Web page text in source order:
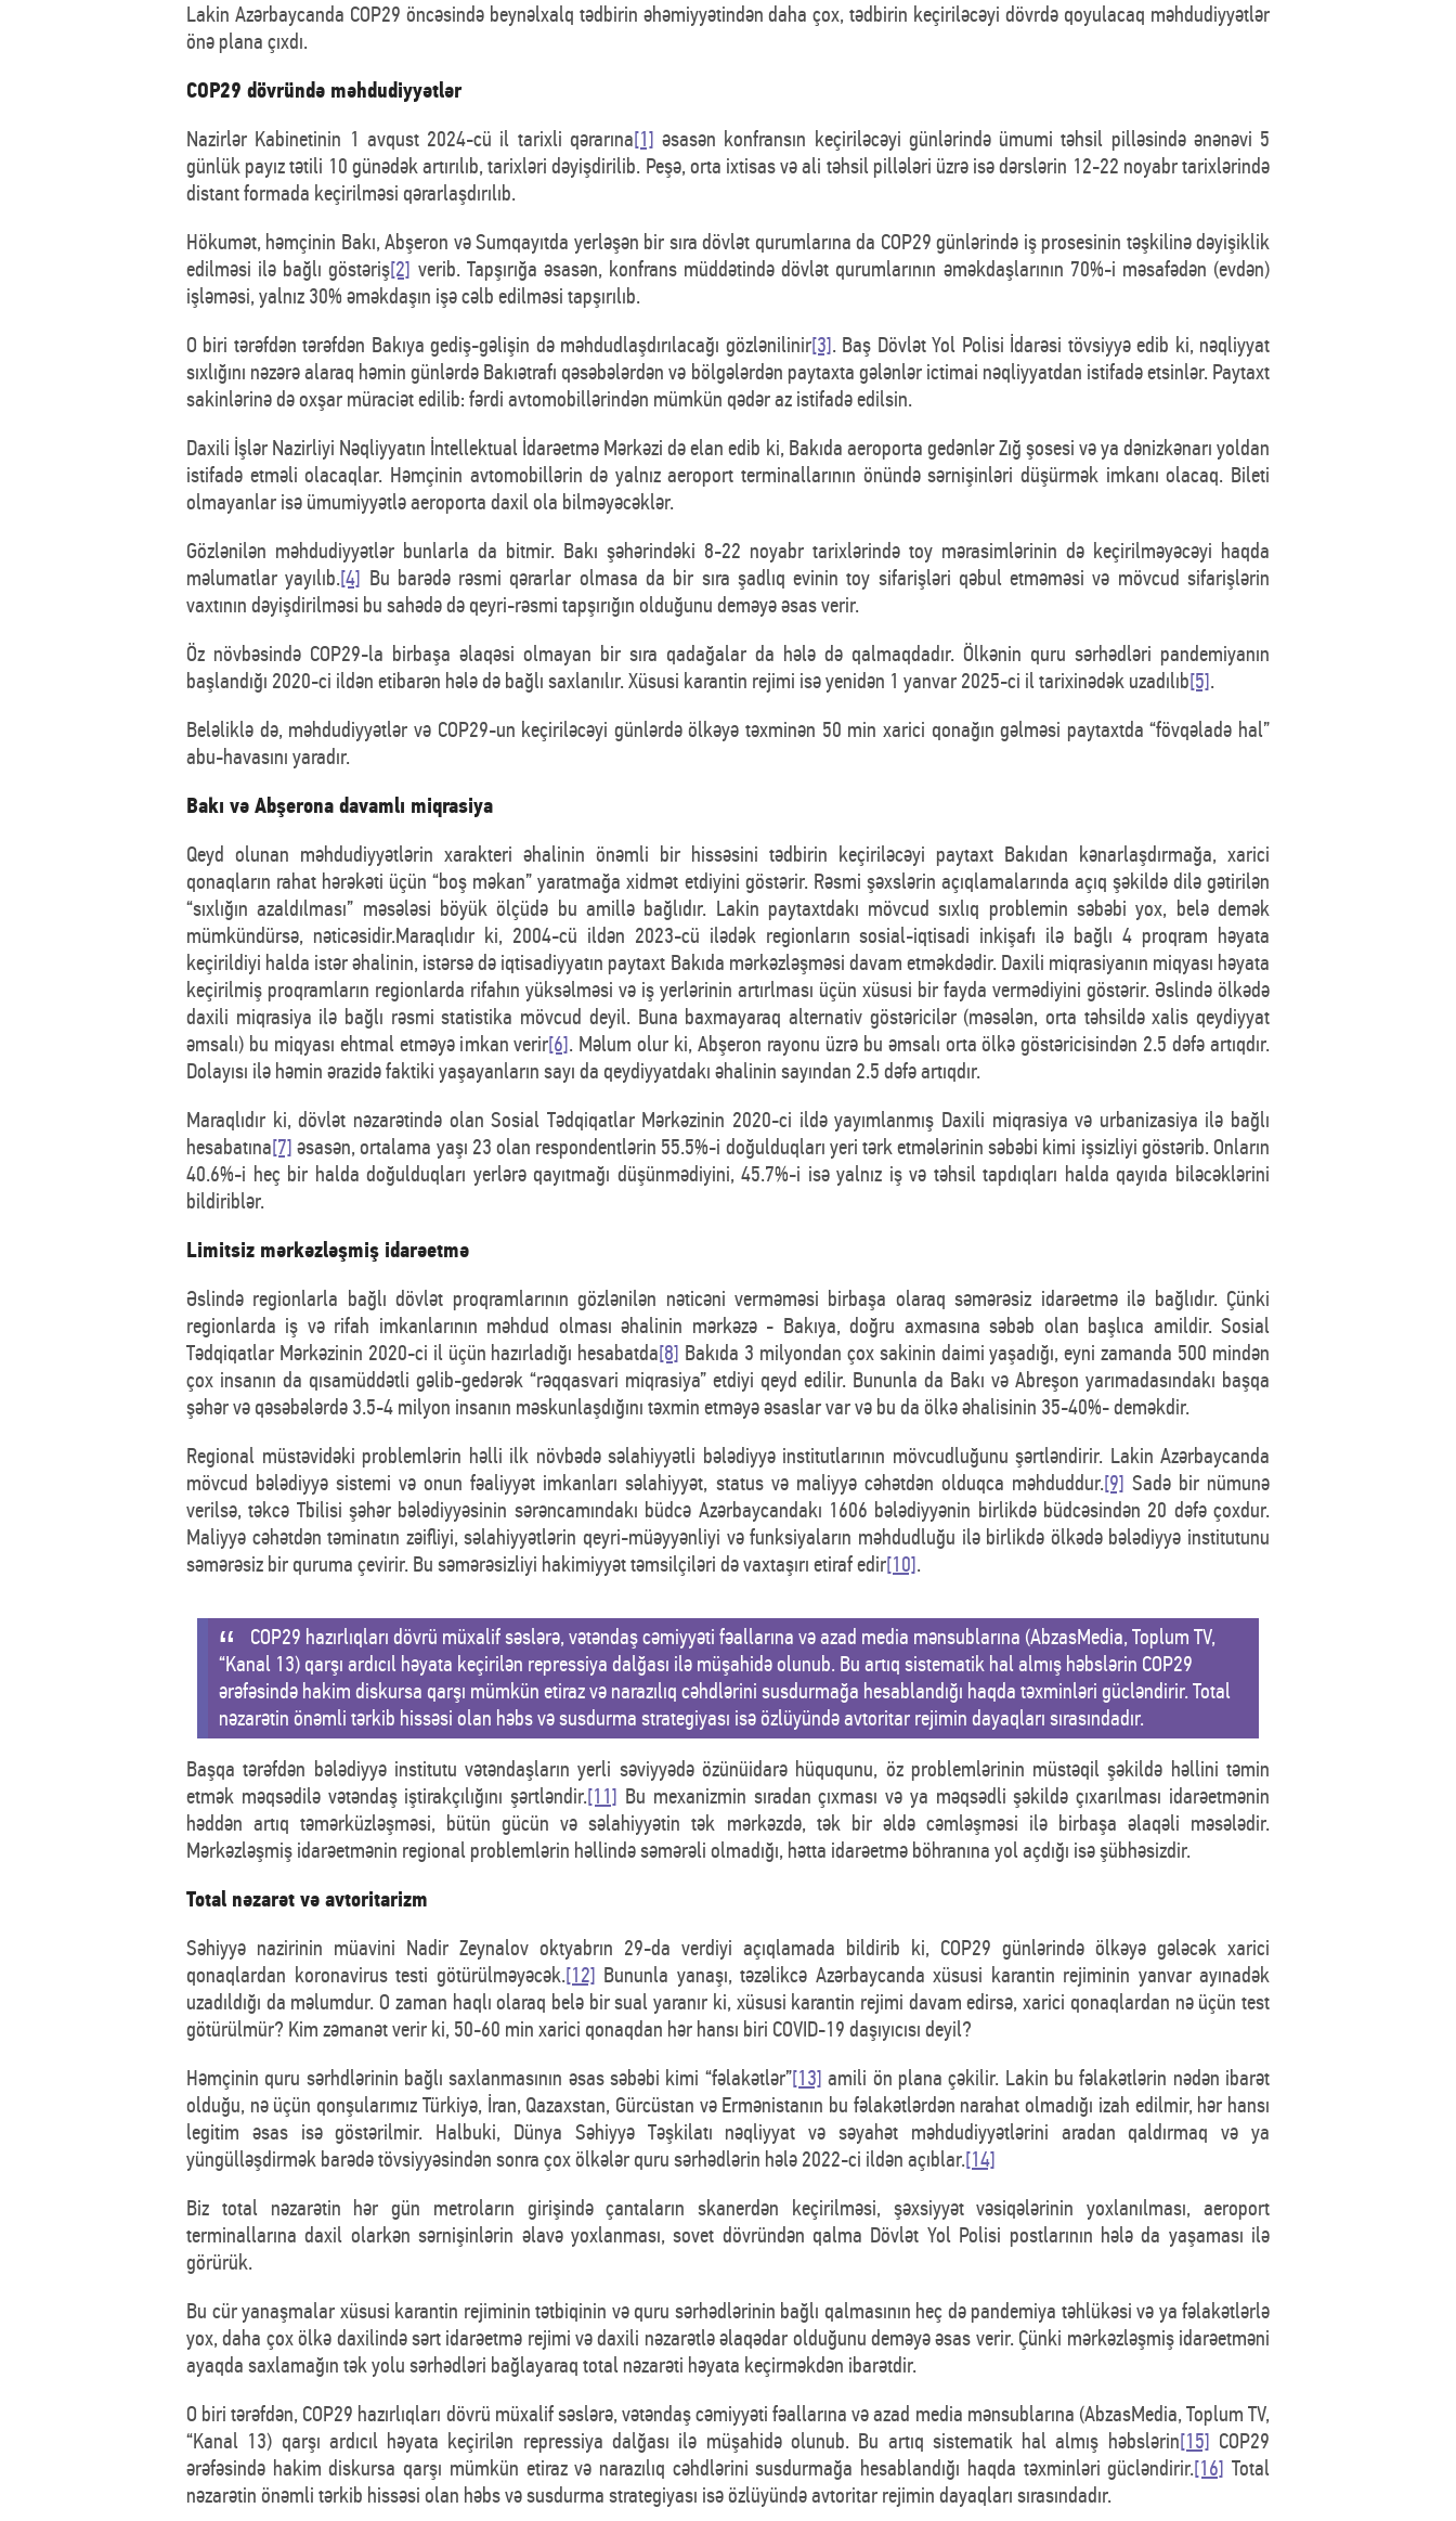
Lakin Azərbaycanda COP29 öncəsində beynəlxalq tədbirin əhəmiyyətindən daha çox, tədbirin keçiriləcəyi dövrdə qoyulacaq məhdudiyyətlər
önə plana çıxdı.
COP29 dövründə məhdudiyyətlər
Nazirlər Kabinetinin 1 avqust 2024-cü il tarixli qərarına[1] əsasən konfransın keçiriləcəyi günlərində ümumi təhsil pilləsində ənənəvi 5
günlük payız tətili 10 günədək artırılıb, tarixləri dəyişdirilib. Peşə, orta ixtisas və ali təhsil pillələri üzrə isə dərslərin 12-22 noyabr tarixlərində
distant formada keçirilməsi qərarlaşdırılıb.
Hökumət, həmçinin Bakı, Abşeron və Sumqayıtda yerləşən bir sıra dövlət qurumlarına da COP29 günlərində iş prosesinin təşkilinə dəyişiklik
edilməsi ilə bağlı göstəriş[2] verib. Tapşırığa əsasən, konfrans müddətində dövlət qurumlarının əməkdaşlarının 70%-i məsafədən (evdən)
işləməsi, yalnız 30% əməkdaşın işə cəlb edilməsi tapşırılıb.
O biri tərəfdən tərəfdən Bakıya gediş-gəlişin də məhdudlaşdırılacağı gözlənilinir[3]. Baş Dövlət Yol Polisi İdarəsi tövsiyyə edib ki, nəqliyyat
sıxlığını nəzərə alaraq həmin günlərdə Bakıətrafı qəsəbələrdən və bölgələrdən paytaxta gələnlər ictimai nəqliyyatdan istifadə etsinlər. Paytaxt
sakinlərinə də oxşar müraciət edilib: fərdi avtomobillərindən mümkün qədər az istifadə edilsin.
Daxili İşlər Nazirliyi Nəqliyyatın İntellektual İdarəetmə Mərkəzi də elan edib ki, Bakıda aeroporta gedənlər Zığ şosesi və ya dənizkənarı yoldan
istifadə etməli olacaqlar. Həmçinin avtomobillərin də yalnız aeroport terminallarının önündə sərnişinləri düşürmək imkanı olacaq. Bileti
olmayanlar isə ümumiyyətlə aeroporta daxil ola bilməyəcəklər.
Gözlənilən məhdudiyyətlər bunlarla da bitmir. Bakı şəhərindəki 8-22 noyabr tarixlərində toy mərasimlərinin də keçirilməyəcəyi haqda
məlumatlar yayılıb.[4] Bu barədə rəsmi qərarlar olmasa da bir sıra şadlıq evinin toy sifarişləri qəbul etməməsi və mövcud sifarişlərin
vaxtının dəyişdirilməsi bu sahədə də qeyri-rəsmi tapşırığın olduğunu deməyə əsas verir.
Öz növbəsində COP29-la birbaşa əlaqəsi olmayan bir sıra qadağalar da hələ də qalmaqdadır. Ölkənin quru sərhədləri pandemiyanın
başlandığı 2020-ci ildən etibarən hələ də bağlı saxlanılır. Xüsusi karantin rejimi isə yenidən 1 yanvar 2025-ci il tarixinədək uzadılıb[5].
Beləliklə də, məhdudiyyətlər və COP29-un keçiriləcəyi günlərdə ölkəyə təxminən 50 min xarici qonağın gəlməsi paytaxtda “fövqəladə hal”
abu-havasını yaradır.
Bakı və Abşerona davamlı miqrasiya
Qeyd olunan məhdudiyyətlərin xarakteri əhalinin önəmli bir hissəsini tədbirin keçiriləcəyi paytaxt Bakıdan kənarlaşdırmağa, xarici
qonaqların rahat hərəkəti üçün “boş məkan” yaratmağa xidmət etdiyini göstərir. Rəsmi şəxslərin açıqlamalarında açıq şəkildə dilə gətirilən
“sıxlığın azaldılması” məsələsi böyük ölçüdə bu amillə bağlıdır. Lakin paytaxtdakı mövcud sıxlıq problemin səbəbi yox, belə demək
mümkündürsə, nəticəsidir.Maraqlıdır ki, 2004-cü ildən 2023-cü ilədək regionların sosial-iqtisadi inkişafı ilə bağlı 4 proqram həyata
keçirildiyi halda istər əhalinin, istərsə də iqtisadiyyatın paytaxt Bakıda mərkəzləşməsi davam etməkdədir. Daxili miqrasiyanın miqyası həyata
keçirilmiş proqramların regionlarda rifahın yüksəlməsi və iş yerlərinin artırlması üçün xüsusi bir fayda vermədiyini göstərir. Əslində ölkədə
daxili miqrasiya ilə bağlı rəsmi statistika mövcud deyil. Buna baxmayaraq alternativ göstəricilər (məsələn, orta təhsildə xalis qeydiyyat
əmsalı) bu miqyası ehtmal etməyə imkan verir[6]. Məlum olur ki, Abşeron rayonu üzrə bu əmsalı orta ölkə göstəricisindən 2.5 dəfə artıqdır.
Dolayısı ilə həmin ərazidə faktiki yaşayanların sayı da qeydiyyatdakı əhalinin sayından 2.5 dəfə artıqdır.
Maraqlıdır ki, dövlət nəzarətində olan Sosial Tədqiqatlar Mərkəzinin 2020-ci ildə yayımlanmış Daxili miqrasiya və urbanizasiya ilə bağlı
hesabatına[7] əsasən, ortalama yaşı 23 olan respondentlərin 55.5%-i doğulduqları yeri tərk etmələrinin səbəbi kimi işsizliyi göstərib. Onların
40.6%-i heç bir halda doğulduqları yerlərə qayıtmağı düşünmədiyini, 45.7%-i isə yalnız iş və təhsil tapdıqları halda qayıda biləcəklərini
bildiriblər.
Limitsiz mərkəzləşmiş idarəetmə
Əslində regionlarla bağlı dövlət proqramlarının gözlənilən nəticəni verməməsi birbaşa olaraq səmərəsiz idarəetmə ilə bağlıdır. Çünki
regionlarda iş və rifah imkanlarının məhdud olması əhalinin mərkəzə - Bakıya, doğru axmasına səbəb olan başlıca amildir. Sosial
Tədqiqatlar Mərkəzinin 2020-ci il üçün hazırladığı hesabatda[8] Bakıda 3 milyondan çox sakinin daimi yaşadığı, eyni zamanda 500 mindən
çox insanın da qısamüddətli gəlib-gedərək “rəqqasvari miqrasiya” etdiyi qeyd edilir. Bununla da Bakı və Abreşon yarımadasındakı başqa
şəhər və qəsəbələrdə 3.5-4 milyon insanın məskunlaşdığını təxmin etməyə əsaslar var və bu da ölkə əhalisinin 35-40%- deməkdir.
Regional müstəvidəki problemlərin həlli ilk növbədə səlahiyyətli bələdiyyə institutlarının mövcudluğunu şərtləndirir. Lakin Azərbaycanda
mövcud bələdiyyə sistemi və onun fəaliyyət imkanları səlahiyyət, status və maliyyə cəhətdən olduqca məhduddur.[9] Sadə bir nümunə
verilsə, təkcə Tbilisi şəhər bələdiyyəsinin sərəncamındakı büdcə Azərbaycandakı 1606 bələdiyyənin birlikdə büdcəsindən 20 dəfə çoxdur.
Maliyyə cəhətdən təminatın zəifliyi, səlahiyyətlərin qeyri-müəyyənliyi və funksiyaların məhdudluğu ilə birlikdə ölkədə bələdiyyə institutunu
səmərəsiz bir quruma çevirir. Bu səmərəsizliyi hakimiyyət təmsilçiləri də vaxtaşırı etiraf edir[10].
COP29 hazırlıqları dövrü müxalif səslərə, vətəndaş cəmiyyəti fəallarına və azad media mənsublarına (AbzasMedia, Toplum TV,
“Kanal 13) qarşı ardıcıl həyata keçirilən repressiya dalğası ilə müşahidə olunub. Bu artıq sistematik hal almış həbslərin COP29
ərəfəsində hakim diskursa qarşı mümkün etiraz və narazılıq cəhdlərini susdurmağa hesablandığı haqda təxminləri gücləndirir. Total
nəzarətin önəmli tərkib hissəsi olan həbs və susdurma strategiyası isə özlüyündə avtoritar rejimin dayaqları sırasındadır.
Başqa tərəfdən bələdiyyə institutu vətəndaşların yerli səviyyədə özünüidarə hüququnu, öz problemlərinin müstəqil şəkildə həllini təmin
etmək məqsədilə vətəndaş iştirakçılığını şərtləndir.[11] Bu mexanizmin sıradan çıxması və ya məqsədli şəkildə çıxarılması idarəetmənin
həddən artıq təmərküzləşməsi, bütün gücün və səlahiyyətin tək mərkəzdə, tək bir əldə cəmləşməsi ilə birbaşa əlaqəli məsələdir.
Mərkəzləşmiş idarəetmənin regional problemlərin həllində səmərəli olmadığı, hətta idarəetmə böhranına yol açdığı isə şübhəsizdir.
Total nəzarət və avtoritarizm
Səhiyyə nazirinin müavini Nadir Zeynalov oktyabrın 29-da verdiyi açıqlamada bildirib ki, COP29 günlərində ölkəyə gələcək xarici
qonaqlardan koronavirus testi götürülməyəcək.[12] Bununla yanaşı, təzəlikcə Azərbaycanda xüsusi karantin rejiminin yanvar ayınadək
uzadıldığı da məlumdur. O zaman haqlı olaraq belə bir sual yaranır ki, xüsusi karantin rejimi davam edirsə, xarici qonaqlardan nə üçün test
götürülmür? Kim zəmanət verir ki, 50-60 min xarici qonaqdan hər hansı biri COVID-19 daşıyıcısı deyil?
Həmçinin quru sərhdlərinin bağlı saxlanmasının əsas səbəbi kimi “fəlakətlər”[13] amili ön plana çəkilir. Lakin bu fəlakətlərin nədən ibarət
olduğu, nə üçün qonşularımız Türkiyə, İran, Qazaxstan, Gürcüstan və Ermənistanın bu fəlakətlərdən narahat olmadığı izah edilmir, hər hansı
legitim əsas isə göstərilmir. Halbuki, Dünya Səhiyyə Təşkilatı nəqliyyat və səyahət məhdudiyyətlərini aradan qaldırmaq və ya
yüngülləşdirmək barədə tövsiyyəsindən sonra çox ölkələr quru sərhədlərin hələ 2022-ci ildən açıblar.[14]
Biz total nəzarətin hər gün metroların girişində çantaların skanerdən keçirilməsi, şəxsiyyət vəsiqələrinin yoxlanılması, aeroport
terminallarına daxil olarkən sərnişinlərin əlavə yoxlanması, sovet dövründən qalma Dövlət Yol Polisi postlarının hələ da yaşaması ilə
görürük.
Bu cür yanaşmalar xüsusi karantin rejiminin tətbiqinin və quru sərhədlərinin bağlı qalmasının heç də pandemiya təhlükəsi və ya fəlakətlərlə
yox, daha çox ölkə daxilində sərt idarəetmə rejimi və daxili nəzarətlə əlaqədar olduğunu deməyə əsas verir. Çünki mərkəzləşmiş idarəetməni
ayaqda saxlamağın tək yolu sərhədləri bağlayaraq total nəzarəti həyata keçirməkdən ibarətdir.
O biri tərəfdən, COP29 hazırlıqları dövrü müxalif səslərə, vətəndaş cəmiyyəti fəallarına və azad media mənsublarına (AbzasMedia, Toplum TV,
“Kanal 13) qarşı ardıcıl həyata keçirilən repressiya dalğası ilə müşahidə olunub. Bu artıq sistematik hal almış həbslərin[15] COP29
ərəfəsində hakim diskursa qarşı mümkün etiraz və narazılıq cəhdlərini susdurmağa hesablandığı haqda təxminləri gücləndirir.[16] Total
nəzarətin önəmli tərkib hissəsi olan həbs və susdurma strategiyası isə özlüyündə avtoritar rejimin dayaqları sırasındadır.